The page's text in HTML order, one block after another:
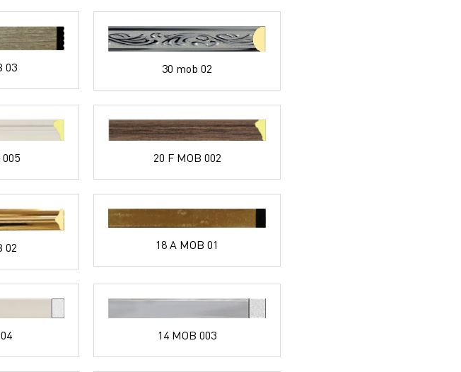
03 30 mob 02
005 20 F MOB 002
02 18 A MOB 01
14 MOB 003